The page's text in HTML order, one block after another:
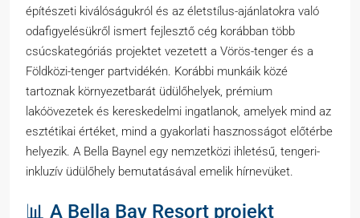
építészeti kiválóságukról és az életstílus-ajánlatokra való
odafigyelésükről ismert fejlesztő cég korábban több
csúcskategóriás projektet vezetett a Vörös-tenger és a
Földközi-tenger partvidékén. Korábbi munkáik közé
tartoznak környezetbarát üdülőhelyek, prémium
lakóövezetek és kereskedelmi ingatlanok, amelyek mind az
esztétikai értéket, mind a gyakorlati hasznosságot előtérbe
helyezik. A Bella Baynel egy nemzetközi ihletésű, tengeri-
inkluzív üdülőhely bemutatásával emelik hírnevüket.
📊 A Bella Bay Resort projekt